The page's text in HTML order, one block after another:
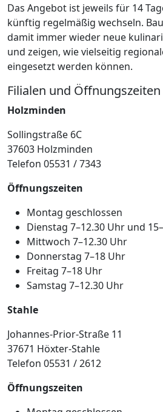
Das Angebot ist jeweils für 14
künftig regelmäßig wechseln.
damit immer wieder neue
und zeigen, wie vielseitig
eingesetzt werden können.
Filialen und Öffnungszeiten
Holzminden
Sollingstraße 6C
37603 Holzminden
Telefon 05531 / 7343
Öffnungszeiten
Montag geschlossen
Dienstag 7–12.30 Uhr und
Mittwoch 7–12.30 Uhr
Donnerstag 7–18 Uhr
Freitag 7–18 Uhr
Samstag 7–12.30 Uhr
Stahle
Johannes-Prior-Straße 11
37671 Höxter-Stahle
Telefon 05531 / 2612
Öffnungszeiten